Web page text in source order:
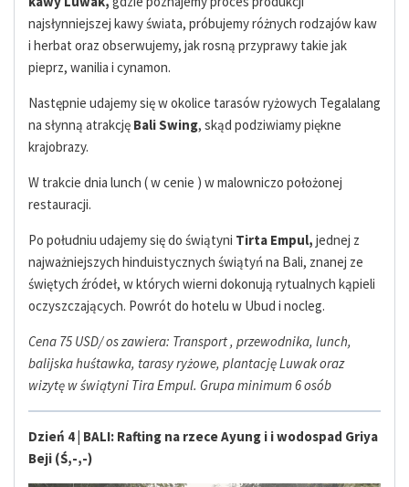
najsłynniejszej kawy świata, próbujemy różnych rodzajów kaw
i herbat oraz obserwujemy, jak rosną przyprawy takie jak
pieprz, wanilia i cynamon.
Następnie udajemy się w okolice tarasów ryżowych Tegalalang
na słynną atrakcję Bali Swing, skąd podziwiamy piękne
krajobrazy.
W trakcie dnia lunch ( w cenie ) w malowniczo położonej
restauracji.
Po południu udajemy się do świątyni Tirta Empul, jednej z
najważniejszych hinduistycznych świątyń na Bali, znanej ze
świętych źródeł, w których wierni dokonują rytualnych kąpieli
oczyszczających. Powrót do hotelu w Ubud i nocleg.
Cena 75 USD/ os zawiera: Transport , przewodnika, lunch,
balijska huśtawka, tarasy ryżowe, plantację Luwak oraz
wizytę w świątyni Tira Empul. Grupa minimum 6 osób
Dzień 4 | BALI: Rafting na rzece Ayung i i wodospad Griya
Beji (Ś,-,-)